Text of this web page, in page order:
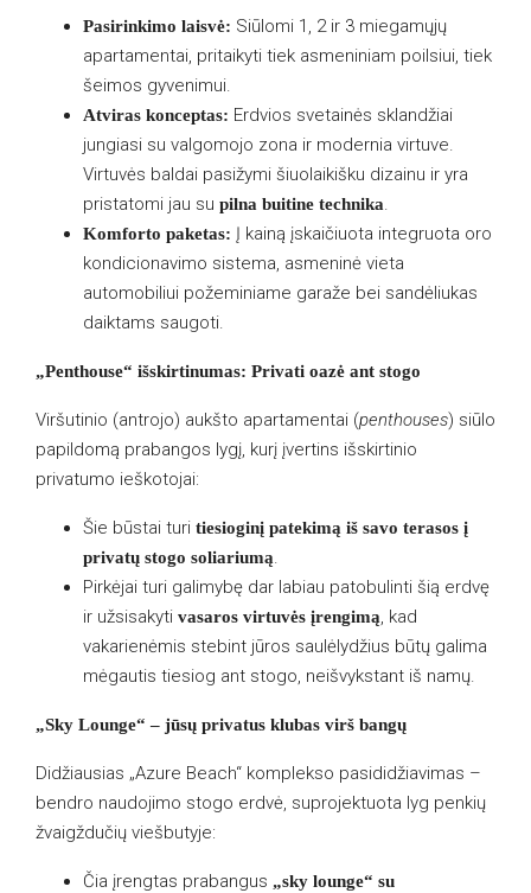
Pasirinkimo laisvė: Siūlomi 1, 2 ir 3 miegamųjų
apartamentai, pritaikyti tiek asmeniniam poilsiui, tiek
šeimos gyvenimui.
Atviras konceptas: Erdvios svetainės sklandžiai
jungiasi su valgomojo zona ir modernia virtuve.
Virtuvės baldai pasižymi šiuolaikišku dizainu ir yra
pristatomi jau su pilna buitine technika.
Komforto paketas: Į kainą įskaičiuota integruota oro
kondicionavimo sistema, asmeninė vieta
automobiliui požeminiame garaže bei sandėliukas
daiktams saugoti.
„Penthouse“ išskirtinumas: Privati oazė ant stogo
Viršutinio (antrojo) aukšto apartamentai (penthouses) siūlo
papildomą prabangos lygį, kurį įvertins išskirtinio
privatumo ieškotojai:
Šie būstai turi tiesioginį patekimą iš savo terasos į
privatų stogo soliariumą.
Pirkėjai turi galimybę dar labiau patobulinti šią erdvę
ir užsisakyti vasaros virtuvės įrengimą, kad
vakarienėmis stebint jūros saulėlydžius būtų galima
mėgautis tiesiog ant stogo, neišvykstant iš namų.
„Sky Lounge“ – jūsų privatus klubas virš bangų
Didžiausias „Azure Beach“ komplekso pasididžiavimas –
bendro naudojimo stogo erdvė, suprojektuota lyg penkių
žvaigždučių viešbutyje:
Čia įrengtas prabangus „sky lounge“ su